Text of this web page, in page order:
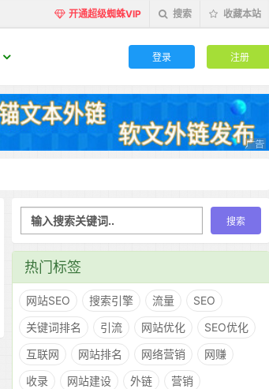
开通超级蜘蛛VIP 搜索 收藏本站
登录 注册
热门标签
网站SEO 搜索引擎 流量
SEO
关键词排名
引流 网站优化
SEO优化
互联网
网站排名 网络营销
网赚
收录
网站建设 外链
营销